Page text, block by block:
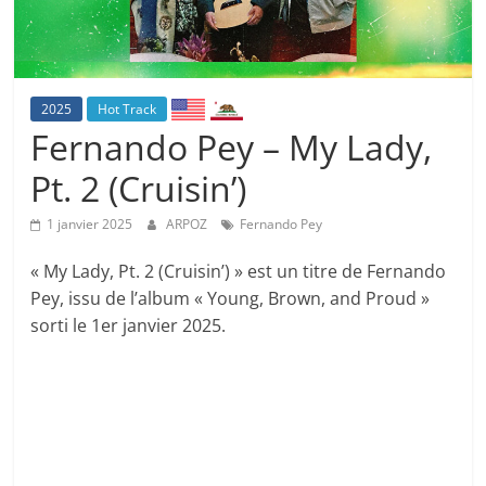
2025 Hot Track
Fernando Pey – My Lady,
Pt. 2 (Cruisin’)
1 janvier 2025 ARPOZ Fernando Pey
« My Lady, Pt. 2 (Cruisin’) » est un titre de Fernando
Pey, issu de l’album « Young, Brown, and Proud »
sorti le 1er janvier 2025.